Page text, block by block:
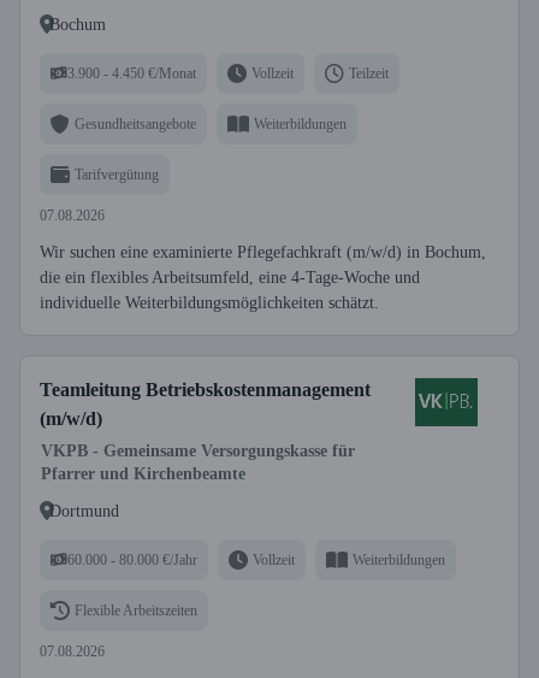
Bochum
3.900 - 4.450 €/Monat Vollzeit Teilzeit
Gesundheitsangebote Weiterbildungen
Tarifvergütung
07.08.2026
Wir suchen eine examinierte Pflegefachkraft (m/w/d) in Bochum,
die ein flexibles Arbeitsumfeld, eine 4-Tage-Woche und
individuelle Weiterbildungsmöglichkeiten schätzt.
Teamleitung Betriebskostenmanagement
(m/w/d)
VKPB - Gemeinsame Versorgungskasse für
Pfarrer und Kirchenbeamte
Dortmund
60.000 - 80.000 €/Jahr Vollzeit Weiterbildungen
Flexible Arbeitszeiten
07.08.2026